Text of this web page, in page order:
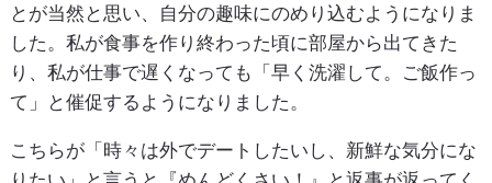
とが当然と思い、自分の趣味にのめり込むようになりま
した。私が食事を作り終わった頃に部屋から出てきた
り、私が仕事で遅くなっても「早く洗濯して。ご飯作っ
て」と催促するようになりました。
こちらが「時々は外でデートしたいし、新鮮な気分にな